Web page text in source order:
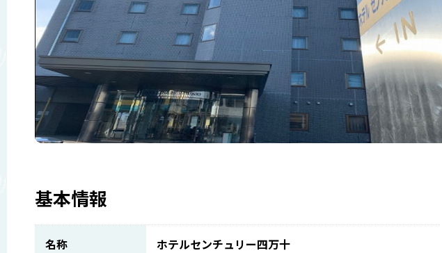
基本情報
名称 ホテルセンチュリー四万十